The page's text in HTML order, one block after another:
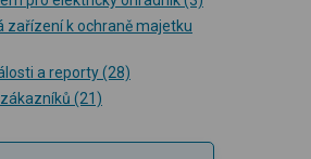
zařízení k ochraně majetku
a reporty(28)
(21)